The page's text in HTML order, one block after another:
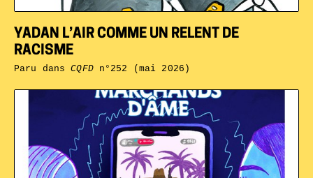
YADAN L’AIR COMME UN RELENT DE
RACISME
Paru dansCQFDn°252 (mai 2026)